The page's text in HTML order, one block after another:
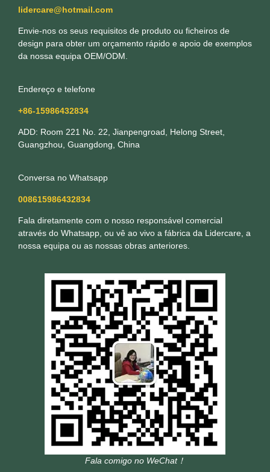
lidercare@hotmail.com
Envie-nos os seus requisitos de produto ou ficheiros de
design para obter um orçamento rápido e apoio de exemplos
da nossa equipa OEM/ODM.
Endereço e telefone
+86-15986432834
ADD: Room 221 No. 22, Jianpengroad, Helong Street,
Guangzhou, Guangdong, China
Conversa no Whatsapp
008615986432834
Fala diretamente com o nosso responsável comercial
através do Whatsapp, ou vê ao vivo a fábrica da Lidercare, a
nossa equipa ou as nossas obras anteriores.
Fala comigo no WeChat！